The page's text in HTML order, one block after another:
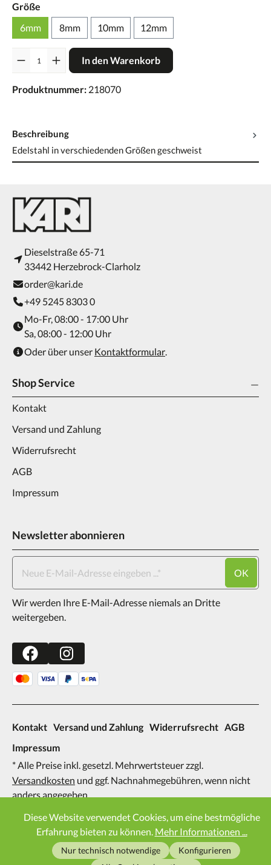
Größe
6mm
8mm 10mm 12mm
In den Warenkorb
Produktnummer: 218070
Beschreibung
Edelstahl in verschiedenden Größen geschweist
Dieselstraße 65-71
33442 Herzebrock-Clarholz
order@kari.de
+49 5245 8303 0
Mo-Fr, 08:00 - 17:00 Uhr
Sa, 08:00 - 12:00 Uhr
Oder über unser Kontaktformular.
Shop Service
Kontakt
Versand und Zahlung
Widerrufsrecht
AGB
Impressum
Newsletter abonnieren
OK
Wir werden Ihre E-Mail-Adresse niemals an Dritte
weitergeben.
Kontakt Versand und Zahlung Widerrufsrecht AGB
Impressum
* Alle Preise inkl. gesetzl. Mehrwertsteuer zzgl.
Versandkosten und ggf. Nachnahmegebühren, wenn nicht
anders angegeben.
2026
Diese Website verwendet Cookies, um eine bestmögliche
Erfahrung bieten zu können. Mehr Informationen ...
Nur technisch notwendige
Konfigurieren